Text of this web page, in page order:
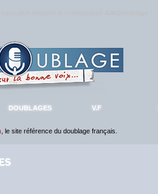
DOUBLAGES V.F
, le site référence du doublage français.